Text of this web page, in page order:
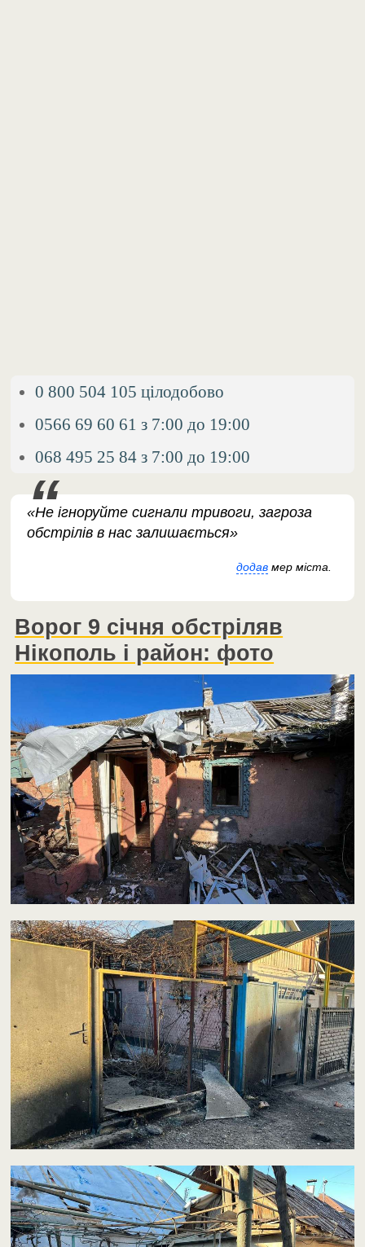
0 800 504 105 цілодобово
0566 69 60 61 з 7:00 до 19:00
068 495 25 84 з 7:00 до 19:00
«Не ігноруйте сигнали тривоги, загроза
обстрілів в нас залишається»
додавмер міста.
Ворог 9 січня обстріляв
Нікополь і район: фото